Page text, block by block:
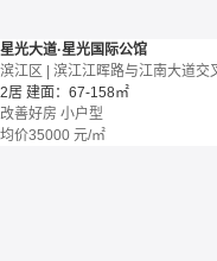
星光大道·星光国际公馆
滨江区 | 滨江江晖路与江南大道交
2居 建面：67-158㎡
改善好房 小户型
均价35000 元/㎡